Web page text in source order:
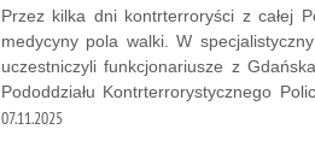
Przez kilka dni kontrterroryści z całej
medycyny pola walki. W
uczestniczyli funkcjonariusze z
Pododdziału Kontrterrorystycznego
07.11.2025